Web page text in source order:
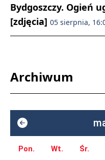
Bydgoszczy. Ogień
[zdjęcia] 05 sierpnia,
Archiwum
Pon. Wt. Śr.